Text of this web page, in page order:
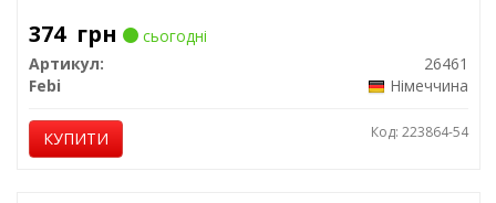
374 грн
сьогодні
Артикул:
26461
Febi
Німеччина
КУПИТИ Код: 223864-54